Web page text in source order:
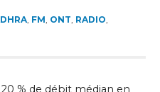
, FM, ONT, RADIO,
20 % de débit médian en